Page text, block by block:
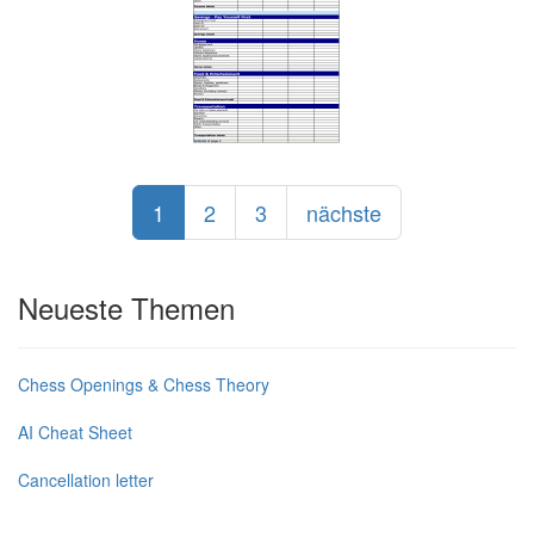
1 2 3 nächste
Neueste Themen
Chess Openings & Chess Theory
AI Cheat Sheet
Cancellation letter